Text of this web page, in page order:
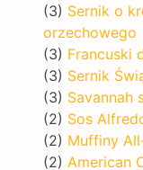
(3) Sernik o
orzechowego
(3) Francuski
(3) Sernik
(3) Savannah
(2) Sos
(2) Muffiny
(2) American